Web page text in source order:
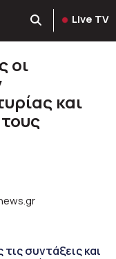
Live TV
οι
και
συντάξεις και